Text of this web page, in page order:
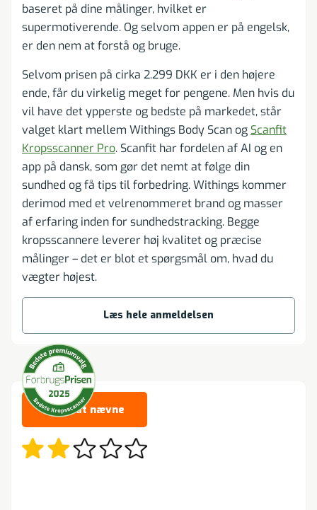
baseret på dine målinger, hvilket er
supermotiverende. Og selvom appen er på engelsk,
er den nem at forstå og bruge.
Selvom prisen på cirka 2.299 DKK er i den højere
ende, får du virkelig meget for pengene. Men hvis du
vil have det ypperste og bedste på markedet, står
valget klart mellem Withings Body Scan og Scanfit
Kropsscanner Pro. Scanfit har fordelen af AI og en
app på dansk, som gør det nemt at følge din
sundhed og få tips til forbedring. Withings kommer
derimod med et velrenommeret brand og masser
af erfaring inden for sundhedstracking. Begge
kropsscannere leverer høj kvalitet og præcise
målinger – det er blot et spørgsmål om, hvad du
vægter højest.
Læs hele anmeldelsen
Værd at nævne